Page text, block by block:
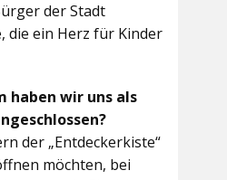
der Stadt
die ein Herz für Kinder
haben wir uns als
der „Entdeckerkiste“
möchten, bei